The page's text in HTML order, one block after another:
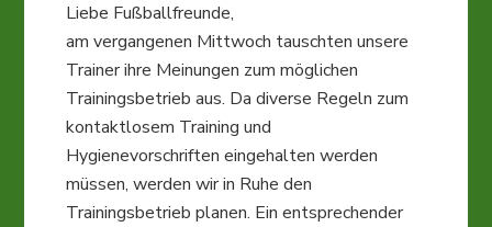
Liebe Fußballfreunde,
am vergangenen Mittwoch tauschten unsere
Trainer ihre Meinungen zum möglichen
Trainingsbetrieb aus. Da diverse Regeln zum
kontaktlosem Training und
Hygienevorschriften eingehalten werden
müssen, werden wir in Ruhe den
Trainingsbetrieb planen. Ein entsprechender